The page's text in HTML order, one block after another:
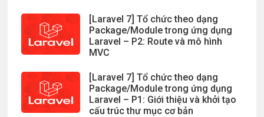
[Laravel 7] Tổ chức theo dạng
Package/Module trong ứng dụng
Laravel – P2: Route và mô hình
MVC
[Laravel 7] Tổ chức theo dạng
Package/Module trong ứng dụng
Laravel – P1: Giới thiệu và khởi tạo
cấu trúc thư mục cơ bản